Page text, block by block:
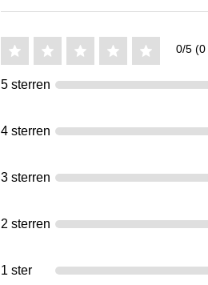
0/5 (0
5 sterren
4 sterren
3 sterren
2 sterren
1 ster